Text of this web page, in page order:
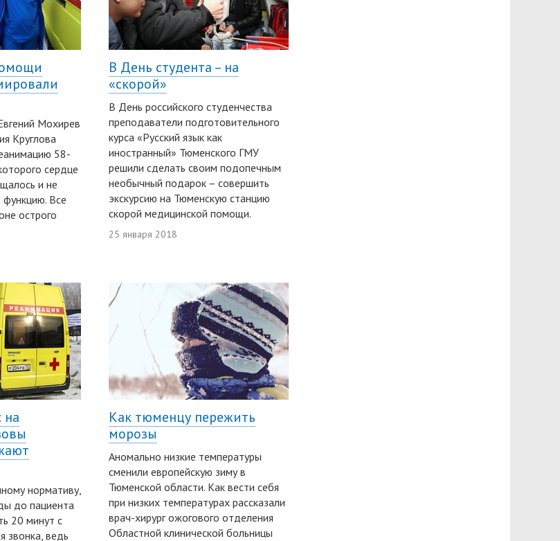
Мохирев
Круглова
58-
сердце
и не
Все
острого
В День студента – на
«скорой»
В День российского студенчества
преподаватели подготовительного
курса «Русский язык как
иностранный» Тюменского ГМУ
решили сделать своим подопечным
необычный подарок – совершить
экскурсию на Тюменскую станцию
скорой медицинской помощи.
25 января 2018
на
нормативу,
до пациента
20 минут с
звонка, ведь
Как тюменцу пережить
морозы
Аномально низкие температуры
сменили европейскую зиму в
Тюменской области. Как вести себя
при низких температурах рассказали
врач-хирург ожогового отделения
Областной клинической больницы